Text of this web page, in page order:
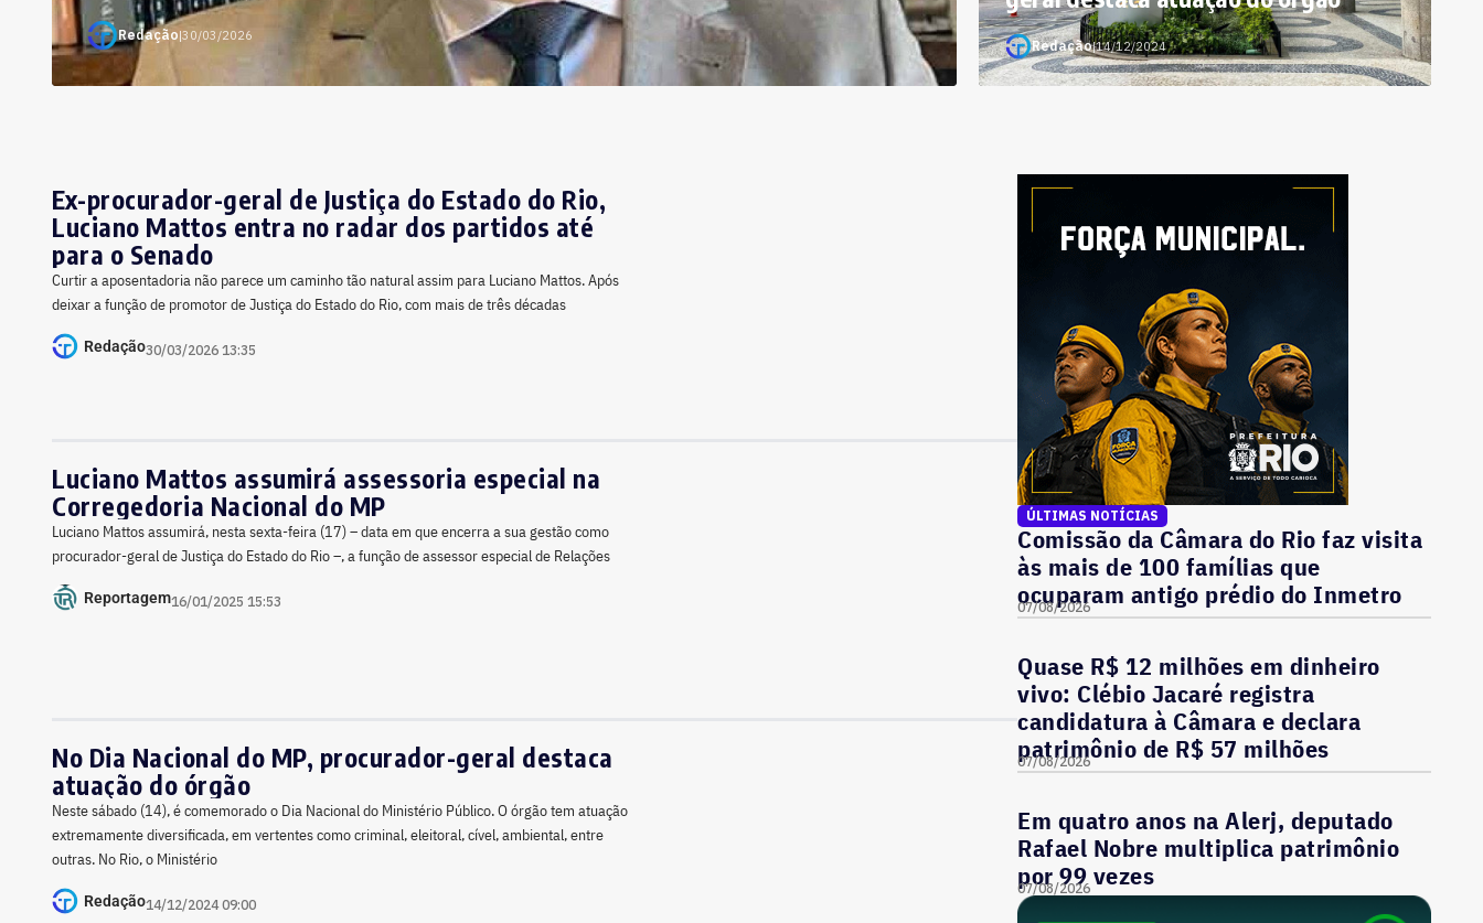
Redação|30/03/2026
Redação|14/12/2024
Ex-procurador-geral de Justiça do Estado do Rio,
Luciano Mattos entra no radar dos partidos até
para o Senado
Curtir a aposentadoria não parece um caminho tão natural assim para Luciano Mattos. Após
deixar a função de promotor de Justiça do Estado do Rio, com mais de três décadas
Redação30/03/2026 13:35
Luciano Mattos assumirá assessoria especial na
Corregedoria Nacional do MP
Luciano Mattos assumirá, nesta sexta-feira (17) – data em que encerra a sua gestão como
procurador-geral de Justiça do Estado do Rio –, a função de assessor especial de Relações
Reportagem16/01/2025 15:53
No Dia Nacional do MP, procurador-geral destaca
atuação do órgão
Neste sábado (14), é comemorado o Dia Nacional do Ministério Público. O órgão tem atuação
extremamente diversificada, em vertentes como criminal, eleitoral, cível, ambiental, entre
outras. No Rio, o Ministério
Redação14/12/2024 09:00
ÚLTIMAS NOTÍCIAS
Comissão da Câmara do Rio faz visita
às mais de 100 famílias que
ocuparam antigo prédio do Inmetro
07/08/2026
Quase R$ 12 milhões em dinheiro
vivo: Clébio Jacaré registra
candidatura à Câmara e declara
patrimônio de R$ 57 milhões
07/08/2026
Em quatro anos na Alerj, deputado
Rafael Nobre multiplica patrimônio
por 99 vezes
07/08/2026